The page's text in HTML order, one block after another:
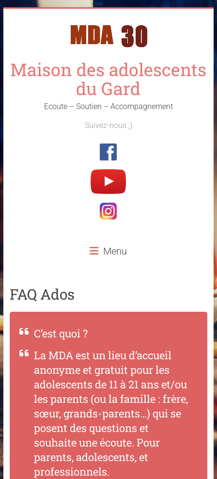
Maison des adolescents
du Gard
Ecoute – Soutien – Accompagnement
Suivez-nous ;)
Menu
FAQ Ados
C’est quoi ?
La MDA est un lieu d’accueil
anonyme et gratuit pour les
adolescents de 11 à 21 ans et/ou
les parents (ou la famille : frère,
sœur, grands-parents…) qui se
posent des questions et
souhaite une écoute. Pour
parents, adolescents, et
professionnels.